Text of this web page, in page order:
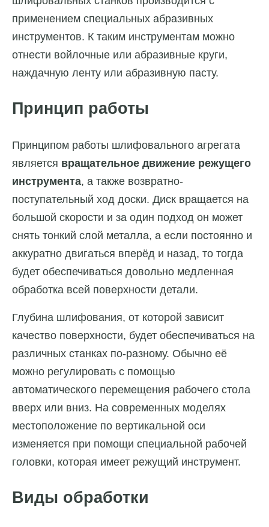
применением специальных абразивных
инструментов. К таким инструментам можно
отнести войлочные или абразивные круги,
наждачную ленту или абразивную пасту.
Принцип работы
Принципом работы шлифовального агрегата
является вращательное движение режущего
инструмента, а также возвратно-
поступательный ход доски. Диск вращается на
большой скорости и за один подход он может
снять тонкий слой металла, а если постоянно и
аккуратно двигаться вперёд и назад, то тогда
будет обеспечиваться довольно медленная
обработка всей поверхности детали.
Глубина шлифования, от которой зависит
качество поверхности, будет обеспечиваться на
различных станках по-разному. Обычно её
можно регулировать с помощью
автоматического перемещения рабочего стола
вверх или вниз. На современных моделях
местоположение по вертикальной оси
изменяется при помощи специальной рабочей
головки, которая имеет режущий инструмент.
Виды обработки